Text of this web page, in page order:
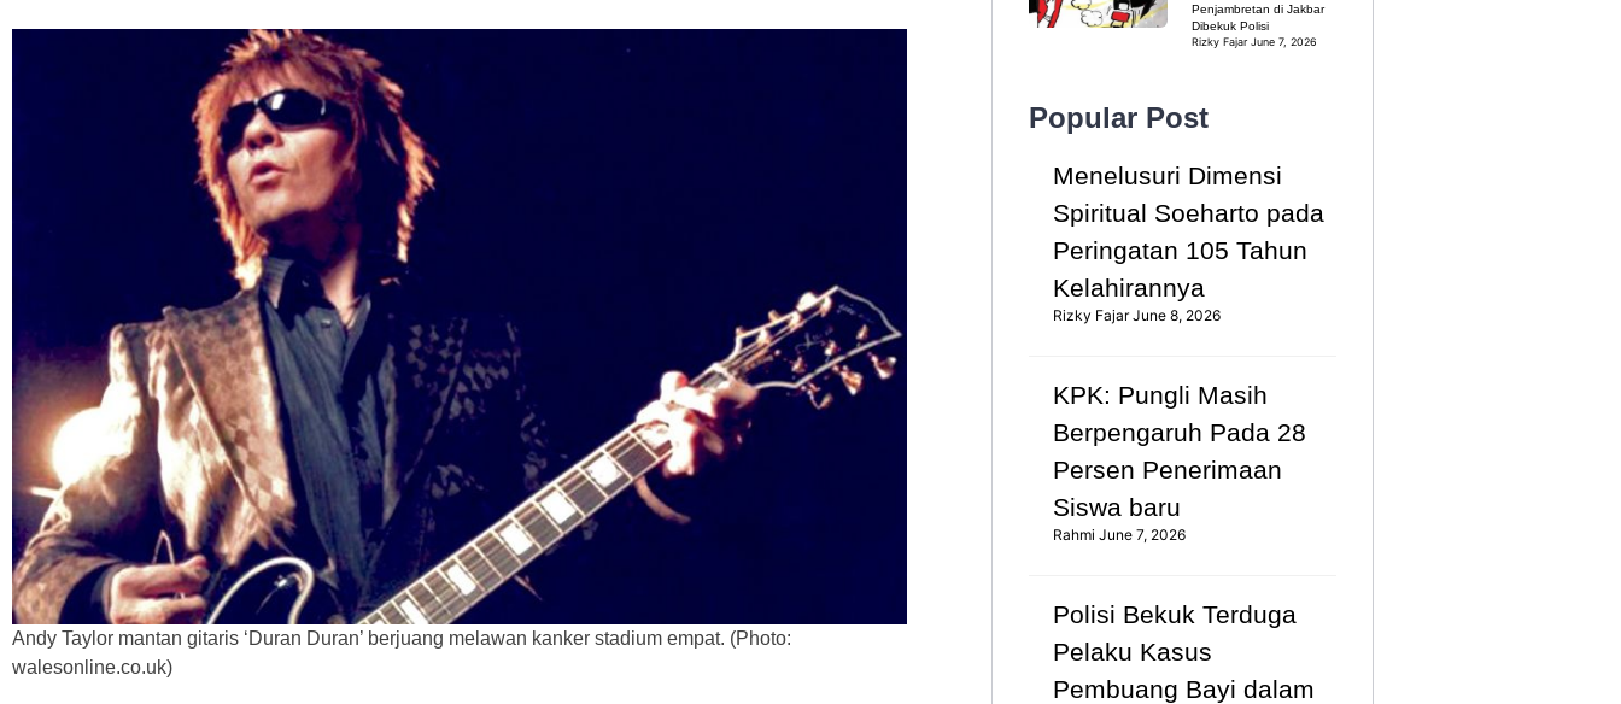
Andy Taylor mantan gitaris ‘Duran Duran’ berjuang melawan kanker stadium empat. (Photo:
walesonline.co.uk)
Penjambretan di Jakbar
Dibekuk Polisi
Rizky FajarJune 7, 2026
Popular Post
Menelusuri Dimensi
Spiritual Soeharto pada
Peringatan 105 Tahun
Kelahirannya
Rizky FajarJune 8, 2026
KPK: Pungli Masih
Berpengaruh Pada 28
Persen Penerimaan
Siswa baru
RahmiJune 7, 2026
Polisi Bekuk Terduga
Pelaku Kasus
Pembuang Bayi dalam